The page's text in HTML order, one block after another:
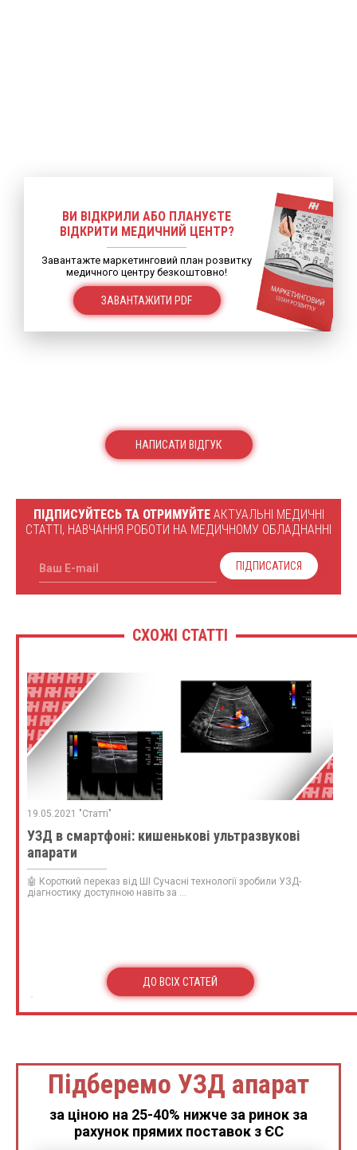
ВИ ВІДКРИЛИ АБО ПЛАНУЄТЕ
ВІДКРИТИ МЕДИЧНИЙ ЦЕНТР?
Завантажте маркетинговий план розвитку
медичного центру безкоштовно!
ЗАВАНТАЖИТИ PDF
НАПИСАТИ ВІДГУК
ПІДПИСУЙТЕСЬ ТА ОТРИМУЙТЕАКТУАЛЬНІ МЕДИЧНІ
СТАТТІ, НАВЧАННЯ РОБОТИ НА МЕДИЧНОМУ ОБЛАДНАННІ
Ваш E-mail ПІДПИСАТИСЯ
СХОЖІ СТАТТІ
19.05.2021 "Статті"
УЗД в смартфоні: кишенькові ультразвукові
апарати
🤖 Короткий переказ від ШІ Сучасні технології зробили УЗД-
діагностику доступною навіть за ...
ДО ВСІХ СТАТЕЙ
Підберемо УЗД апарат
за ціною на 25-40% нижче за ринок за
рахунок прямих поставок з ЄС